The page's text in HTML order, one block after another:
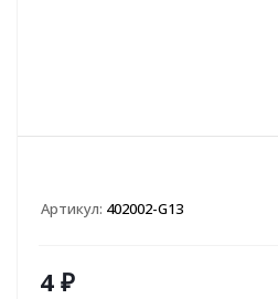
Артикул: 402002-G13
4 ₽